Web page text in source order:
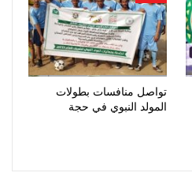
تواصل منافسات بطولات
المولد النبوي في حجة